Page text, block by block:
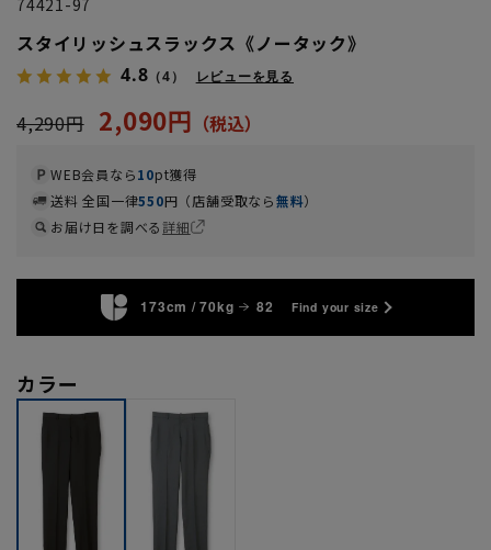
スタイリッシュスラックス《ノータック》
4.8 （4） レビューを見る
4,290円 2,090円
WEB会員なら10pt獲得
送料 全国一律550円（店舗受取なら無料）
お届け日を調べる詳細
173cm / 70kg 82 Find your size
カラー